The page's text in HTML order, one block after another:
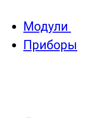
Модули
Приборы